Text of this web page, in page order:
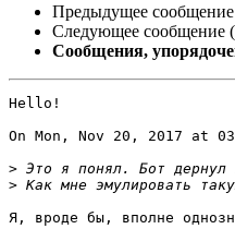
Предыдущее сообщение
Следующее сообщение
Сообщения,
Hello!
On Mon, Nov 20, 2017 at
>
>
Я, вроде бы, вполне